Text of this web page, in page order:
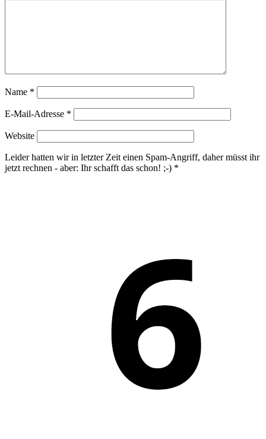
Name *
E-Mail-Adresse *
Website
Leider hatten wir in letzter Zeit einen Spam-Angriff, daher müsst ihr
jetzt rechnen - aber: Ihr schafft das schon! ;-) *